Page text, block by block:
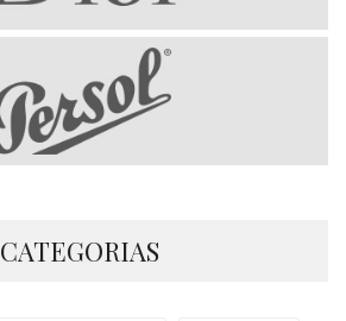
CATEGORIAS